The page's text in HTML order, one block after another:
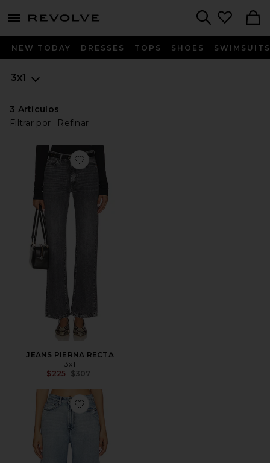
menu - shows more content
NEW TODAY DRESSES TOPS SHOES SWIMSUITS
3x1
3 Artículos
Filtrar por
Refinar
Favorite JEANS PIERNA RECTA
JEANS PIERNA RECTA
3x1
$225 Previous price:
$307
Favorite JEANS PIERNA ANCHA